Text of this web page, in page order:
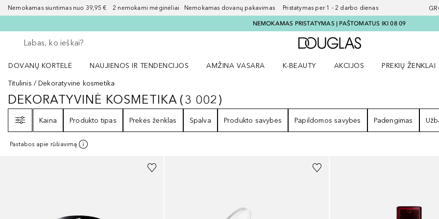
Nemokamas siuntimas nuo 39,95 € 2 nemokami mėginėliai Nemokamas dovanų pakavimas Pristatymas per 1 - 2 darbo dienas
NEMOKAMAS PRISTATYMAS Į PAŠTOMATUS IKI 08 09
Grįžk atgal
Vykdykite paiešką
Į Douglas pagrindinį
DOVANŲ KORTELĖ
NAUJIENOS IR TENDENCIJOS
AMŽINA VASARA
K-BEAUTY
AKCIJOS
PREKIŲ ŽENKLAI
Titulinis
Dekoratyvinė kosmetika
DEKORATYVINĖ KOSMETIKA3002 REZULTATAI
DEKORATYVINĖ KOSMETIKA (3 002 )
Kaina
Produkto tipas Prekės ženklas Spalva Produkto savybės Papildomos savybės Padengimas
Pastabos apie rūšiavimą
+4